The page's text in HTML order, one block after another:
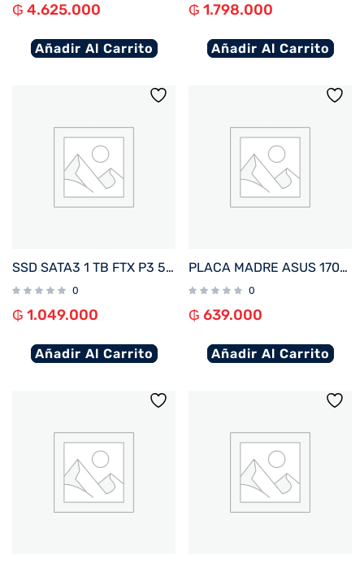
₲ 4.625.000
Añadir Al Carrito
₲ 1.798.000
Añadir Al Carrito
SSD SATA3 1 TB FTX P3 550/470 127147
0
₲ 1.049.000
Añadir Al Carrito
PLACA MADRE ASUS 1700 H610M-F D4 R2.0 PRIME S/R/HDMI/M2/USB3.2/MATX
0
₲ 639.000
Añadir Al Carrito